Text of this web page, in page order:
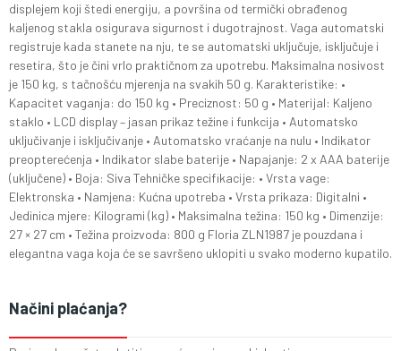
displejem koji štedi energiju, a površina od termički obrađenog
kaljenog stakla osigurava sigurnost i dugotrajnost. Vaga automatski
registruje kada stanete na nju, te se automatski uključuje, isključuje i
resetira, što je čini vrlo praktičnom za upotrebu. Maksimalna nosivost
je 150 kg, s tačnošću mjerenja na svakih 50 g. Karakteristike: •
Kapacitet vaganja: do 150 kg • Preciznost: 50 g • Materijal: Kaljeno
staklo • LCD display – jasan prikaz težine i funkcija • Automatsko
uključivanje i isključivanje • Automatsko vraćanje na nulu • Indikator
preopterećenja • Indikator slabe baterije • Napajanje: 2 x AAA baterije
(uključene) • Boja: Siva Tehničke specifikacije: • Vrsta vage:
Elektronska • Namjena: Kućna upotreba • Vrsta prikaza: Digitalni •
Jedinica mjere: Kilogrami (kg) • Maksimalna težina: 150 kg • Dimenzije:
27 × 27 cm • Težina proizvoda: 800 g Floria ZLN1987 je pouzdana i
elegantna vaga koja će se savršeno uklopiti u svako moderno kupatilo.
Načini plaćanja?